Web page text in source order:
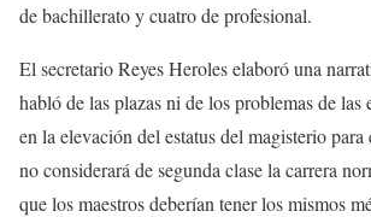
de bachillerato y cuatro de profesional.
El secretario Reyes Heroles elaboró una
habló de las plazas ni de los problemas de las
en la elevación del estatus del magisterio
no considerará de segunda clase la carrera
que los maestros deberían tener los mismos